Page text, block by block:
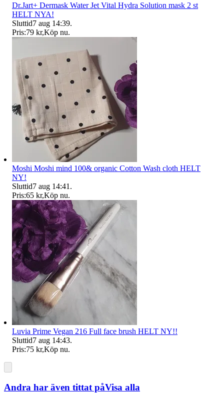
Dr.Jart+ Dermask Water Jet Vital Hydra Solution mask 2 st
HELT NYA!
Sluttid7 aug 14:39.
Pris:79 kr,Köp nu.
Moshi Moshi mind 100& organic Cotton Wash cloth HELT
NY!
Sluttid7 aug 14:41 .
Pris:65 kr,Köp nu.
Luvia Prime Vegan 216 Full face brush HELT NY!!
Sluttid7 aug 14:43.
Pris:75 kr,Köp nu.
Andra har även tittat påVisa alla